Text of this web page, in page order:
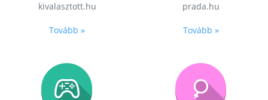
kivalasztott.hu
Tovább »
prada.hu
Tovább »